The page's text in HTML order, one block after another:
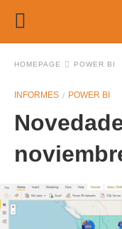
HOMEPAGE POWER BI
INFORMES POWER BI